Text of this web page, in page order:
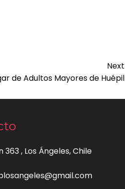
Next
de Adultos Mayores de Huépil
363 , Los Ángeles, Chile